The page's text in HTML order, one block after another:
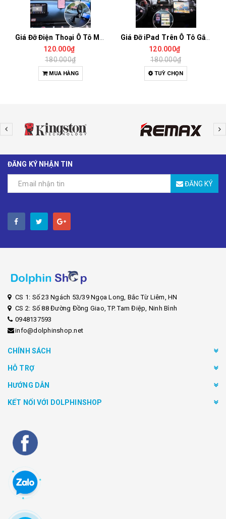
120.000₫
180.000₫
MUA HÀNG
120.000₫
180.000₫
TUỲ CHỌN
ĐĂNG KÝ NHẬN TIN
ĐĂNG KÝ
CS 1: Số 23 Ngách 53/39 Ngọa Long, Bắc Từ Liêm, HN
CS 2: Số 88 Đường Đồng Giao, TP. Tam Điệp, Ninh Bình
0948137593
info@dolphinshop.net
CHÍNH SÁCH
HỖ TRỢ
HƯỚNG DẪN
KẾT NỐI VỚI DOLPHINSHOP